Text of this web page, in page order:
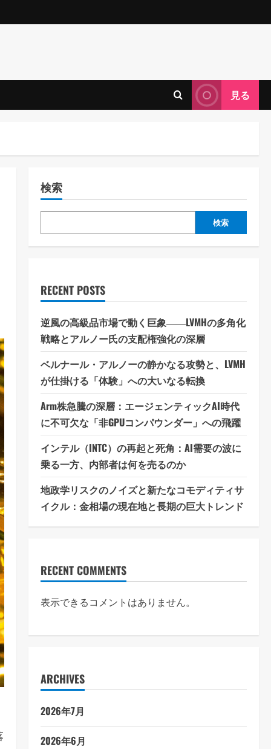
見る
検索
検索
RECENT POSTS
逆風の高級品市場で動く巨象――LVMHの多角化
戦略とアルノー氏の支配権強化の深層
ベルナール・アルノーの静かなる攻勢と、LVMH
が仕掛ける「体験」への大いなる転換
Arm株急騰の深層：エージェンティックAI時代
に不可欠な「非GPUコンパウンダー」への飛躍
インテル（INTC）の再起と死角：AI需要の波に
乗る一方、内部者は何を売るのか
地政学リスクのノイズと新たなコモディティサ
イクル：金相場の現在地と長期の巨大トレンド
RECENT COMMENTS
表示できるコメントはありません。
ARCHIVES
2026年7月
2026年6月